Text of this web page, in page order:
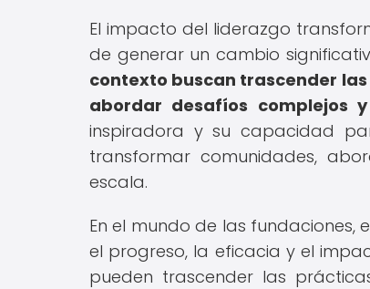
El impacto del liderazgo
de generar un cambio
contexto buscan trascender
abordar desafíos complejos
inspiradora y su capacidad
transformar comunidades,
escala.
En el mundo de las
el progreso, la eficacia y el
pueden trascender las